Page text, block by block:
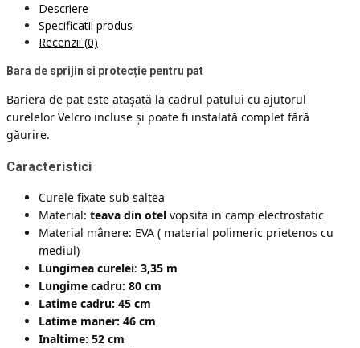
Descriere
Specificatii produs
Recenzii (0)
Bara de sprijin si protecție pentru pat
Bariera de pat este atașată la cadrul patului cu ajutorul
curelelor Velcro incluse și poate fi instalată complet fără
găurire.
Caracteristici
Curele fixate sub saltea
Material: teava din otel vopsita in camp electrostatic
Material mânere: EVA ( material polimeric prietenos cu
mediul)
Lungimea curelei: 3,35 m
Lungime cadru: 80 cm
Latime cadru: 45 cm
Latime maner: 46 cm
Inaltime: 52 cm